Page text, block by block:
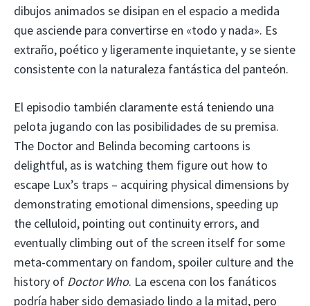
dibujos animados se disipan en el espacio a medida
que asciende para convertirse en «todo y nada». Es
extraño, poético y ligeramente inquietante, y se siente
consistente con la naturaleza fantástica del panteón.
El episodio también claramente está teniendo una
pelota jugando con las posibilidades de su premisa.
The Doctor and Belinda becoming cartoons is
delightful, as is watching them figure out how to
escape Lux’s traps – acquiring physical dimensions by
demonstrating emotional dimensions, speeding up
the celluloid, pointing out continuity errors, and
eventually climbing out of the screen itself for some
meta-commentary on fandom, spoiler culture and the
history of Doctor Who. La escena con los fanáticos
podría haber sido demasiado lindo a la mitad, pero